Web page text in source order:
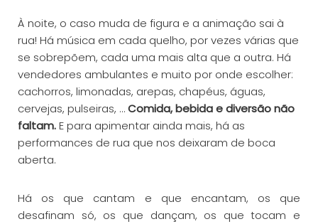
À noite, o caso muda de figura e a animação sai à
rua! Há música em cada quelho, por vezes várias que
se sobrepõem, cada uma mais alta que a outra. Há
vendedores ambulantes e muito por onde escolher:
cachorros, limonadas, arepas, chapéus, águas,
cervejas, pulseiras, …Comida, bebida e diversão não
faltam.E para apimentar ainda mais, há as
performances de rua que nos deixaram de boca
aberta.
Há os que cantam e que encantam, os que
desafinam só, os que dançam, os que tocam e